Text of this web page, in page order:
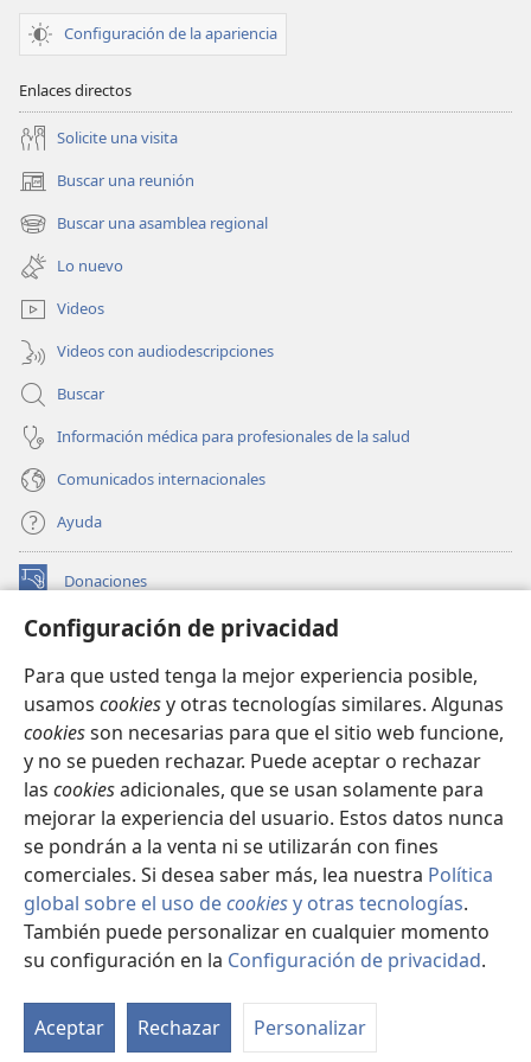
Configuración de privacidad
Para que usted tenga la mejor experiencia posible,
usamos cookiesy otras tecnologías similares. Algunas
cookiesson necesarias para que el sitio web funcione,
y no se pueden rechazar. Puede aceptar o rechazar
las cookiesadicionales, que se usan solamente para
mejorar la experiencia del usuario. Estos datos nunca
se pondrán a la venta ni se utilizarán con fines
comerciales. Si desea saber más, lea nuestra Política
global sobre el uso decookiesy otras tecnologías.
También puede personalizar en cualquier momento
su configuración en la Configuración de privacidad.
Aceptar Rechazar Personalizar
Configuración de la apariencia
Enlaces directos
Solicite una visita
Buscar una reunión
(abre
una
nueva
ventana)
Buscar una asamblea regional
(abre
una
nueva
ventana)
Lo nuevo
Videos
Videos con audiodescripciones
Buscar
Información médica para profesionales de la salud
Comunicados internacionales
Ayuda
Donaciones
(abre
nueva BIBLIOTECA EN LÍNEA Watchtower™
una
nueva
ventana)
JW Hub
(abre
una
nueva
ventana)
JW Library
Watchtower Library
Copyright© 2026 Watch Tower Bible and Tract Society of Pennsylvania.
CONDICIONES DE USO|POLÍTICA DE PRIVACIDAD|
CONFIGURACIÓN DE PRIVACIDAD